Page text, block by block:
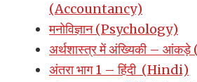
(Accountancy)
मनोविज्ञान (Psychology)
अर्थशास्त्र में अंख्यिकी –
अंतरा भाग 1 – हिंदी (Hindi)